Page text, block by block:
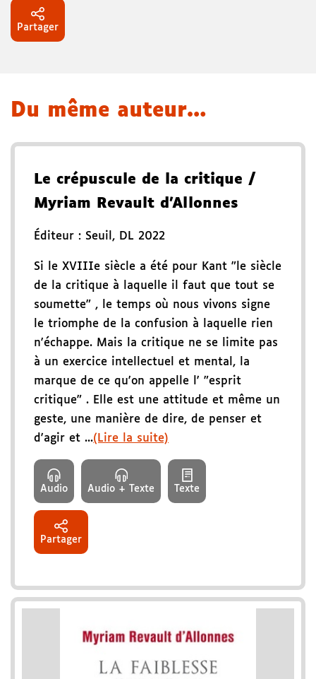
Partager
Du même auteur…
Le crépuscule de la critique /
Myriam Revault d'Allonnes
Éditeur : Seuil , DL 2022
Si le XVIIIe siècle a été pour Kant "le siècle
de la critique à laquelle il faut que tout se
soumette" , le temps où nous vivons signe
le triomphe de la confusion à laquelle rien
n'échappe. Mais la critique ne se limite pas
à un exercice intellectuel et mental, la
marque de ce qu'on appelle l' "esprit
critique" . Elle est une attitude et même un
geste, une manière de dire, de penser et
d'agir et ...(Lire la suite)
Audio Audio + Texte Texte
Partager